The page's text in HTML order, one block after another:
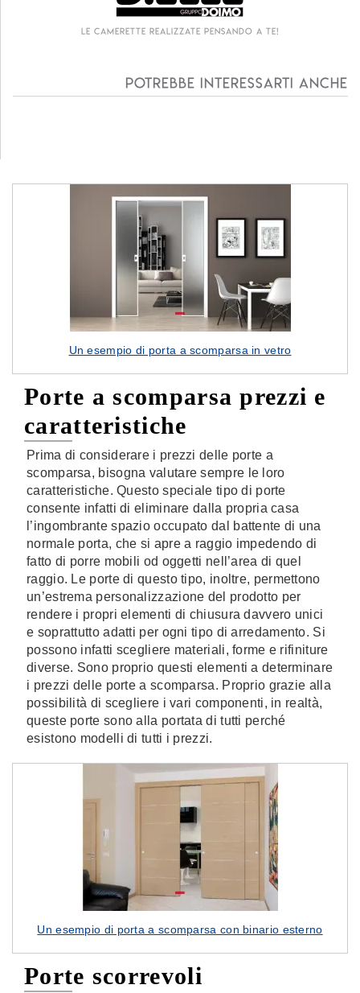
Un esempio di porta a scomparsa in vetro
Porte a scomparsa prezzi e
caratteristiche
Prima di considerare i prezzi delle porte a
scomparsa, bisogna valutare sempre le loro
caratteristiche. Questo speciale tipo di porte
consente infatti di eliminare dalla propria casa
l’ingombrante spazio occupato dal battente di una
normale porta, che si apre a raggio impedendo di
fatto di porre mobili od oggetti nell’area di quel
raggio. Le porte di questo tipo, inoltre, permettono
un’estrema personalizzazione del prodotto per
rendere i propri elementi di chiusura davvero unici
e soprattutto adatti per ogni tipo di arredamento. Si
possono infatti scegliere materiali, forme e rifiniture
diverse. Sono proprio questi elementi a determinare
i prezzi delle porte a scomparsa. Proprio grazie alla
possibilità di scegliere i vari componenti, in realtà,
queste porte sono alla portata di tutti perché
esistono modelli di tutti i prezzi.
Un esempio di porta a scomparsa con binario esterno
Porte scorrevoli
Le camerette realizzate pensando a te!
Potrebbe interessarti anche